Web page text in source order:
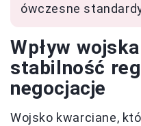
ówczesne
Wpływ
stabilność
negocjacje
Wojsko kwarciane,